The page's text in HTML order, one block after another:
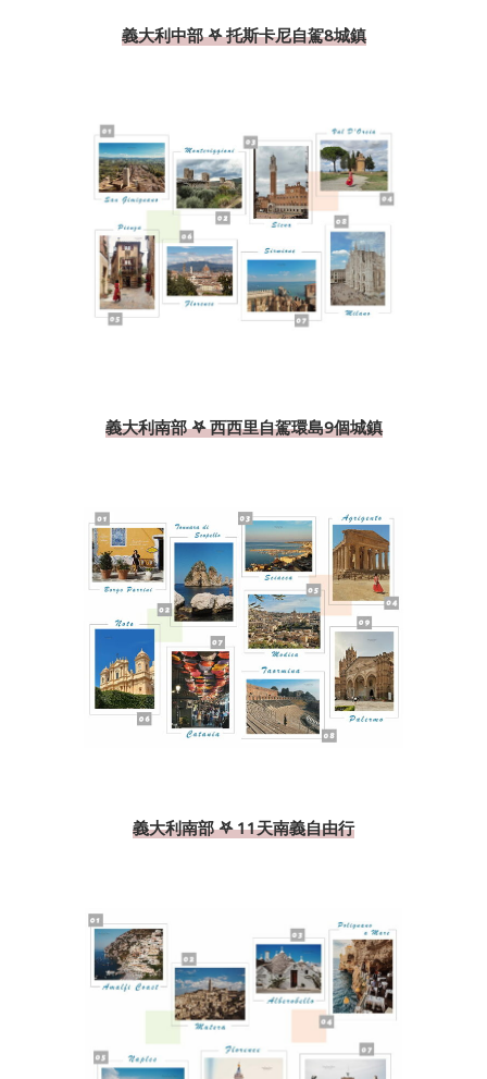
義大利中部 𖤐 托斯卡尼自駕8城鎮
義大利南部 𖤐 西西里自駕環島9個城鎮
義大利南部 𖤐 11天南義自由行